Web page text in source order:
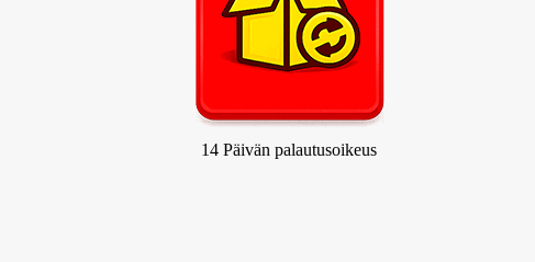
14 Päivän palautusoikeus